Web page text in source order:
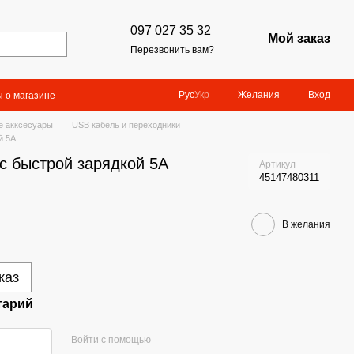
097 027 35 32
Перезвонить вам?
Мой заказ
о магазине РусУкр Желания Вход
акксесуары
USB кабель и переходники
5A
быстрой зарядкой 5A Артикул
45147480311
В желания
Войти с помощью